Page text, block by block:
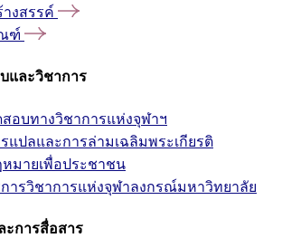
งสรรค์
ฑ์
และวิชาการ
อบทางวิชาการแห่งจุฬาฯ
แปลและการล่ามเฉลิมพระเกียรติ
มายเพื่อประชาชน
ารวิชาการแห่งจุฬาลงกรณ์มหาวิทยาลัย
ะการสื่อสาร